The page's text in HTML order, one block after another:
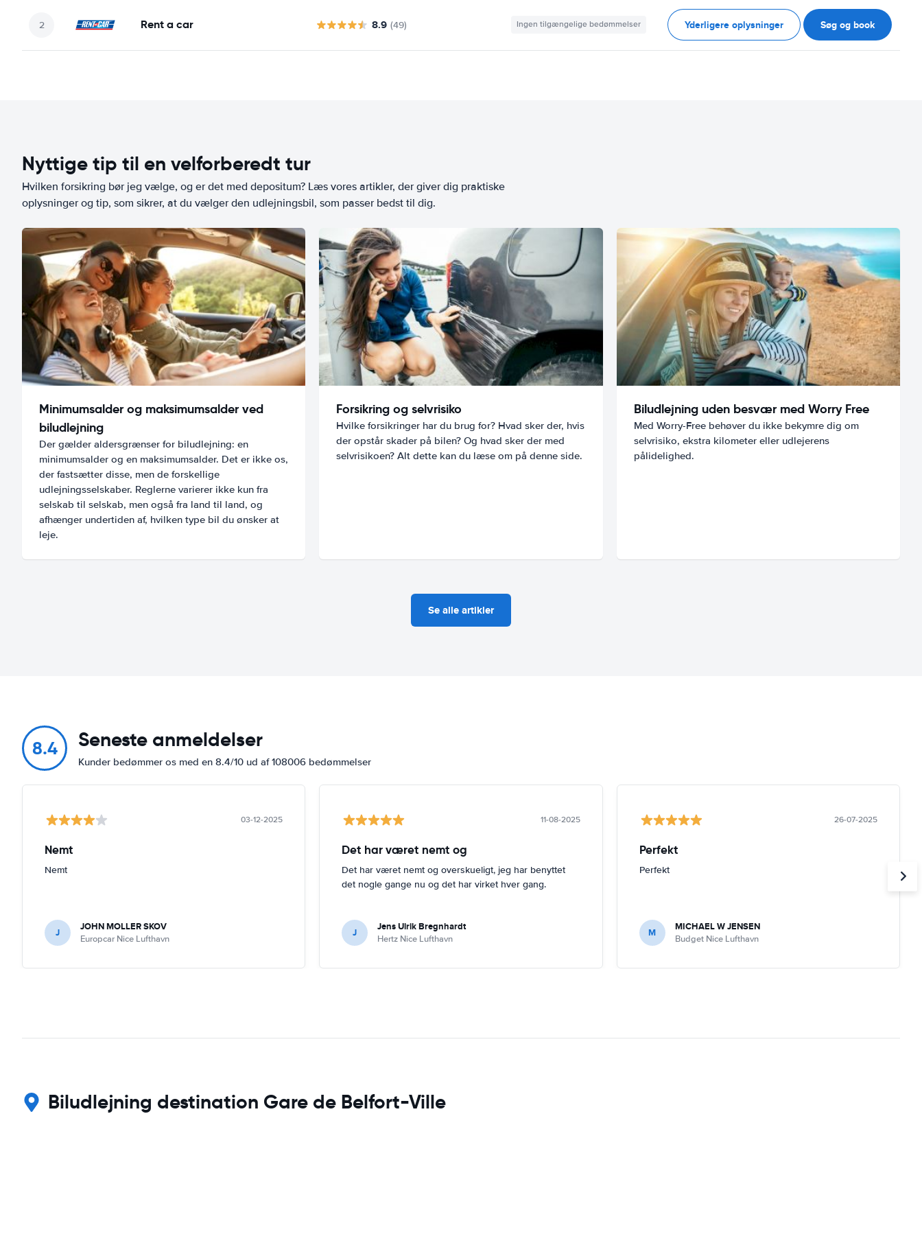
Rent a car 8.9 (49) Ingen tilgængelige bedømmelser Yderligere oplysninger Søg og book
Nyttige tip til en velforberedt tur
Hvilken forsikring bør jeg vælge, og er det med depositum? Læs vores artikler, der giver dig praktiske
oplysninger og tip, som sikrer, at du vælger den udlejningsbil, som passer bedst til dig.
Minimumsalder og maksimumsalder ved
biludlejning
Der gælder aldersgrænser for biludlejning: en
minimumsalder og en maksimumsalder. Det er ikke os,
der fastsætter disse, men de forskellige
udlejningsselskaber. Reglerne varierer ikke kun fra
selskab til selskab, men også fra land til land, og
afhænger undertiden af, hvilken type bil du ønsker at
leje.
Forsikring og selvrisiko
Hvilke forsikringer har du brug for? Hvad sker der, hvis
der opstår skader på bilen? Og hvad sker der med
selvrisikoen? Alt dette kan du læse om på denne side.
Biludlejning uden besvær med Worry Free
Med Worry-Free behøver du ikke bekymre dig om
selvrisiko, ekstra kilometer eller udlejerens
pålidelighed.
Se alle artikler
8.4 Seneste anmeldelser
Kunder bedømmer os med en 8.4/10 ud af 108006 bedømmelser
03-12-2025
Nemt
Nemt
J JOHN MOLLER SKOV
Europcar Nice Lufthavn
11-08-2025
Det har været nemt og
Det har været nemt og overskueligt, jeg har benyttet
det nogle gange nu og det har virket hver gang.
J Jens Ulrik Bregnhardt
Hertz Nice Lufthavn
26-07-2025
Perfekt
Perfekt
M MICHAEL W JENSEN
Budget Nice Lufthavn
Biludlejning destination Gare de Belfort-Ville